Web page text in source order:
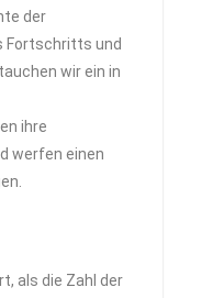
der
Fortschritts und
wir ein in
ihre
werfen einen
als die Zahl der